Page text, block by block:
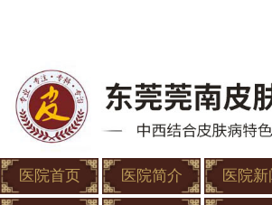
医院首页 医院简介 医院新